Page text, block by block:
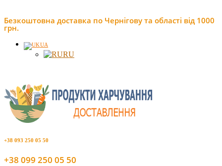
Безкоштовна доставка по Чернігову та області від 1000
грн.
UA
RU
+38 093 250 05 50
+38 099 250 05 50